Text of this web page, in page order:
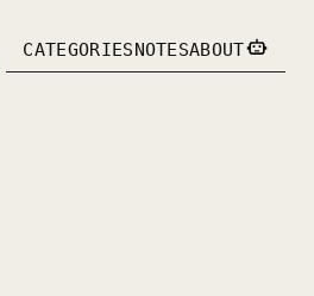
CATEGORIESNOTESABOUT